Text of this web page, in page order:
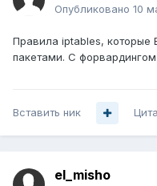
Опубликовано 10
Правила iptables, которые
пакетами. С форвардингом
Вставить ник
el_misho